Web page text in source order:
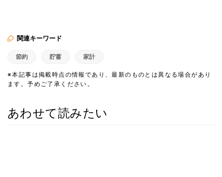
関連キーワード
節約 貯蓄 家計
※本記事は掲載時点の情報であり、最新のものとは異なる場合があり
ます。予めご了承ください。
あわせて読みたい